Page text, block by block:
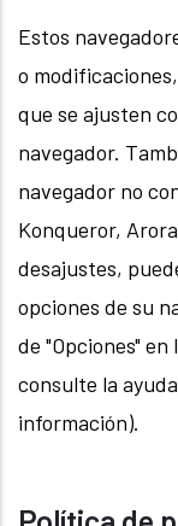
Estos
o
que se ajusten
navegador.
navegador no
Konqueror,
desajustes,
opciones de su
de "Opciones"
consulte la
información).